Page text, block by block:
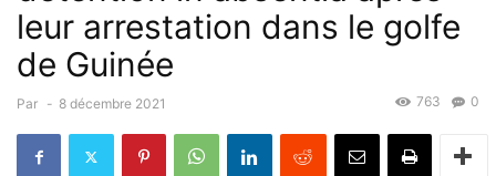
leur arrestation dans le golfe
de Guinée
Par - 8 décembre 2021 0
763